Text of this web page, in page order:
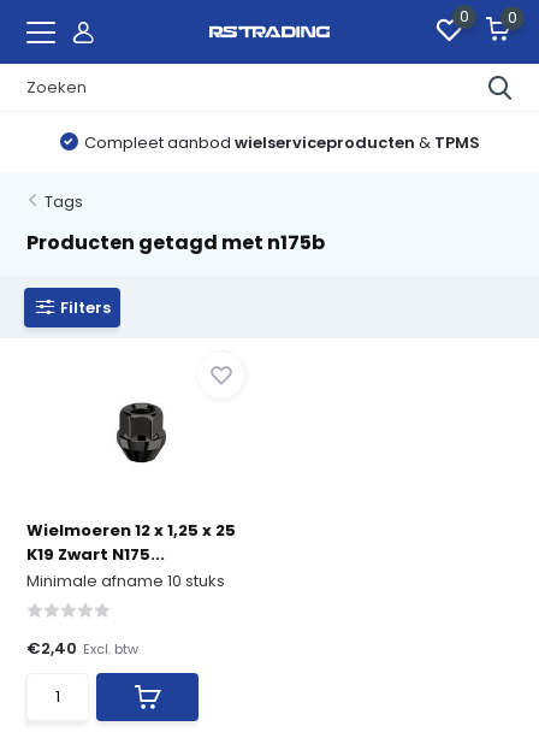
0 0
Compleet aanbod wielserviceproducten & TPMS
Tags
Producten getagd met n175b
Filters
Wielmoeren 12 x 1,25 x 25
K19 Zwart N175...
Minimale afname 10 stuks
€2,40 Excl. btw